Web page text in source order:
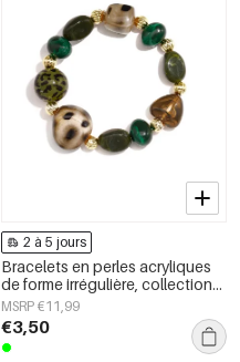
2 à 5 jours
Bracelets en perles acryliques
de forme irrégulière, collection
Simple Daily Simple, bijoux pour
femmes
MSRP €11,99
€3,50